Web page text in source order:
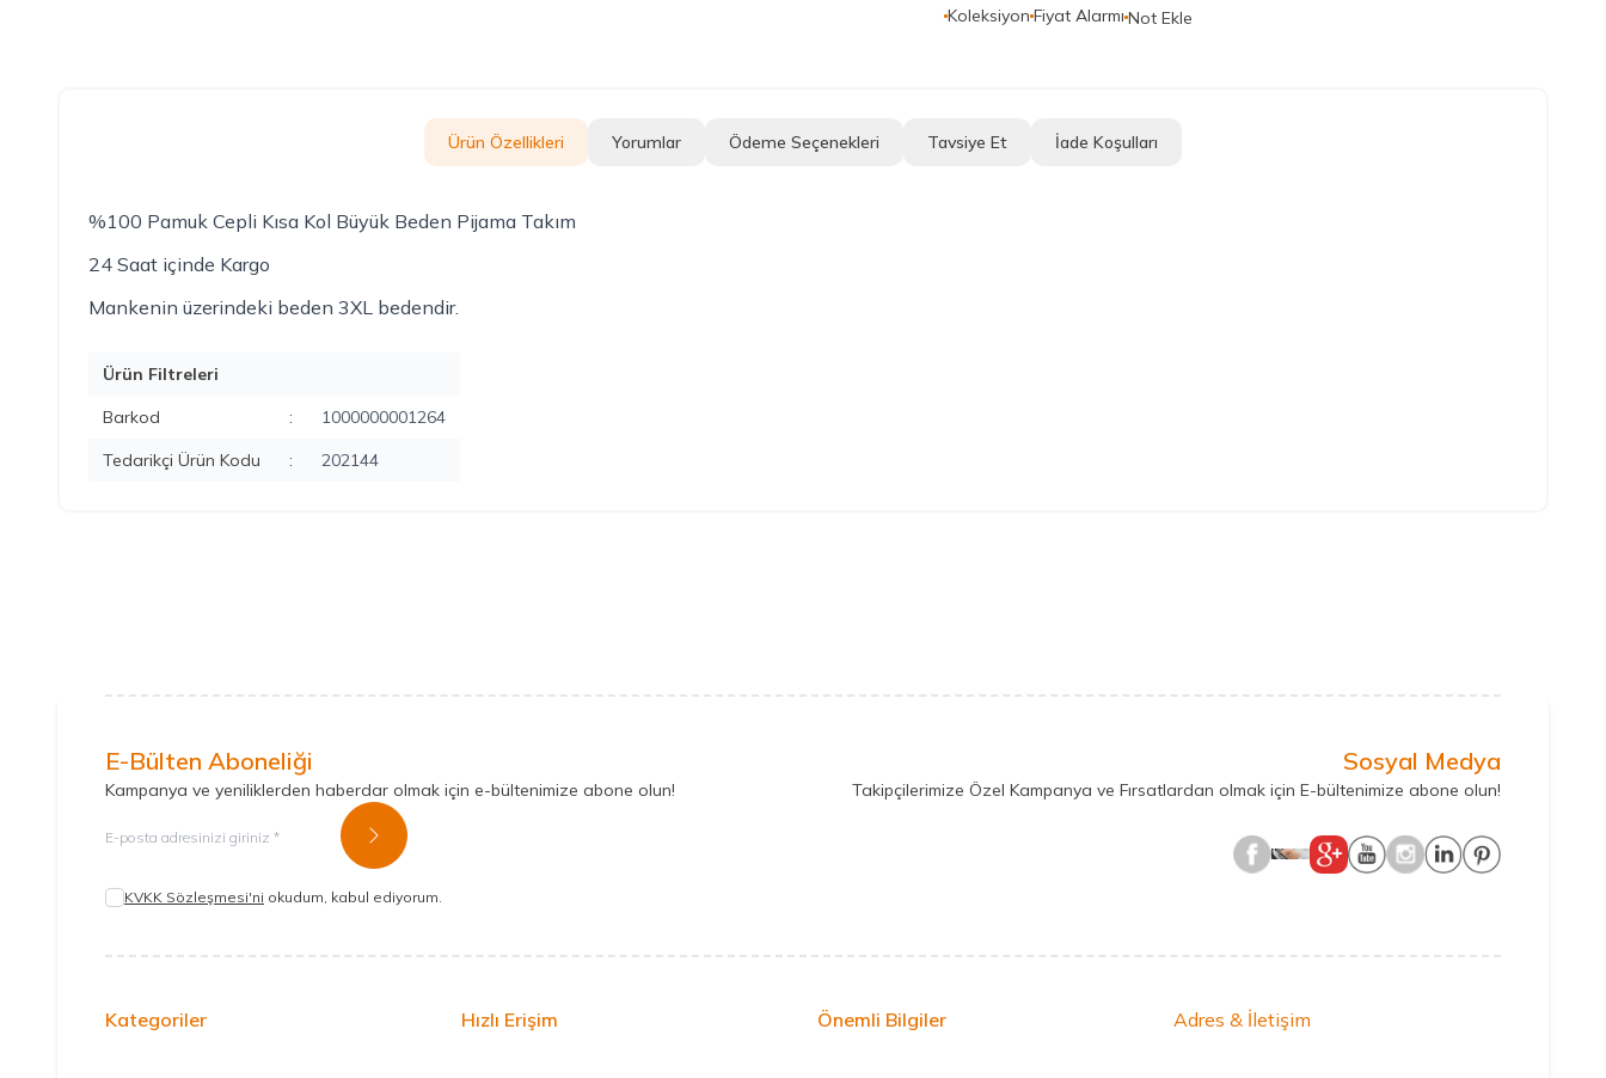
Koleksiyon Fiyat Alarmı Not Ekle
Ürün Özellikleri Yorumlar Ödeme Seçenekleri Tavsiye Et İade Koşulları
%100 Pamuk Cepli Kısa Kol Büyük Beden Pijama Takım
24 Saat içinde Kargo
Mankenin üzerindeki beden 3XL bedendir.
Ürün Filtreleri
Barkod
:
1000000001264
Tedarikçi Ürün Kodu
: 202144
E-Bülten Aboneliği
Kampanya ve yeniliklerden haberdar olmak için e-bültenimize abone olun!
Kayıt Ol
KVKK Sözleşmesi'ni okudum, kabul ediyorum.
Sosyal Medya
Takipçilerimize Özel Kampanya ve Fırsatlardan olmak için E-bültenimize abone olun!
Adres & İletişim
Kategoriler Hızlı Erişim Önemli Bilgiler